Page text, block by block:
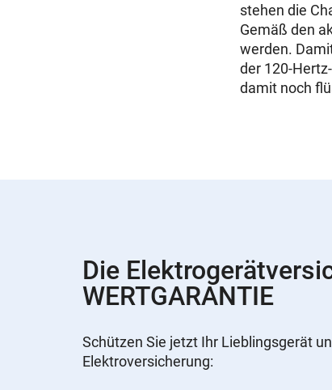
stehen die
Gemäß den
werden.
der 120-
damit noch
Die
WERTGARANTIE
Schützen Sie jetzt Ihr Lieblingsgerät
Elektroversicherung: